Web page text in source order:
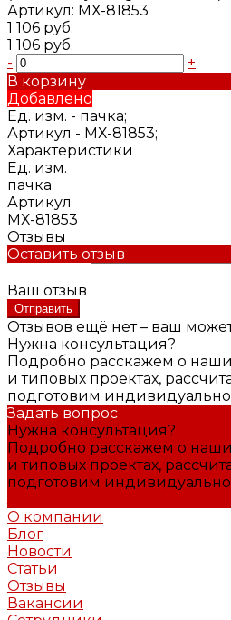
Артикул: МХ-81853
1 106 руб.
1 106 руб.
-
+
В корзину
Добавлено
Ед. изм. - пачка;
Артикул - МХ-81853;
Характеристики
Ед. изм.
пачка
Артикул
МХ-81853
Отзывы
Оставить отзыв
Ваш отзыв
Отправить
Отзывов ещё нет – ваш
Нужна консультация?
Подробно расскажем о
и типовых проектах,
подготовим
Задать вопрос
Нужна консультация?
Подробно расскажем о
и типовых проектах,
подготовим
О компании
Блог
Новости
Статьи
Отзывы
Вакансии